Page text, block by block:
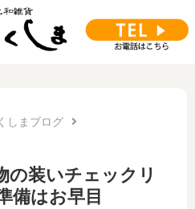
しまブログ
の装いチェックリ
備はお早目